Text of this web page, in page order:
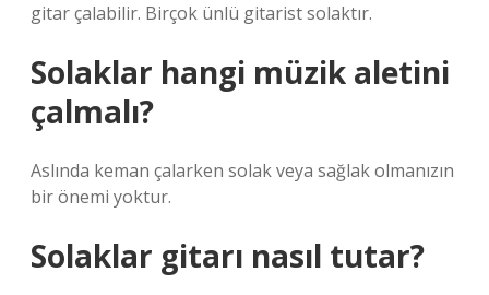
gitar çalabilir. Birçok ünlü gitarist solaktır.
Solaklar hangi müzik aletini
çalmalı?
Aslında keman çalarken solak veya sağlak olmanızın
bir önemi yoktur.
Solaklar gitarı nasıl tutar?